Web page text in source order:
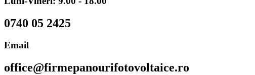
0740 05 2425
Email
office@firmepanourifotovoltaice.ro